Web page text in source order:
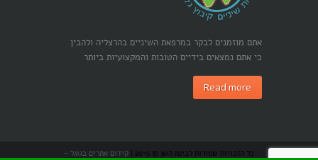
אתם מוזמנים לבקר במרפאת השיניים בהרצליה ולהבין
כי אתם נמצאים בידיים הטובות והמקצועיות ביותר
Read more
כל הזכויות שמורות לבינת השן © 2015 | קידום אתרים בגוגל -